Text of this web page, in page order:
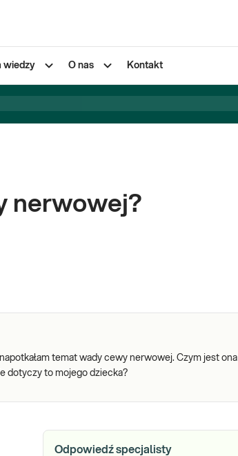
wiedzy O nas Kontakt
nerwowej?
temat wady cewy nerwowej. Czym jest ona
dotyczy to mojego dziecka?
Odpowiedź specjalisty